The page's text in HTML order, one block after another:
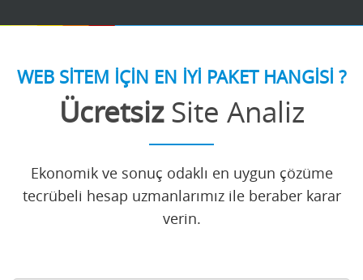
WEB SİTEM İÇİN EN İYİ PAKET HANGİSİ ?
ÜcretsizSite Analiz
Ekonomik ve sonuç odaklı en uygun çözüme
tecrübeli hesap uzmanlarımız ile beraber karar
verin.